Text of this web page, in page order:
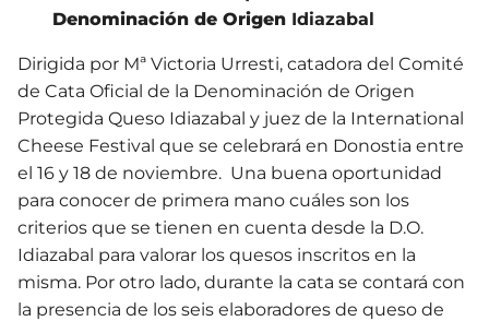
Denominación de Origen Idiazabal
Dirigida por Mª Victoria Urresti, catadora del Comité
de Cata Oficial de la Denominación de Origen
Protegida Queso Idiazabal y juez de la International
Cheese Festival que se celebrará en Donostia entre
el 16 y 18 de noviembre. Una buena oportunidad
para conocer de primera mano cuáles son los
criterios que se tienen en cuenta desde la D.O.
Idiazabal para valorar los quesos inscritos en la
misma. Por otro lado, durante la cata se contará con
la presencia de los seis elaboradores de queso de